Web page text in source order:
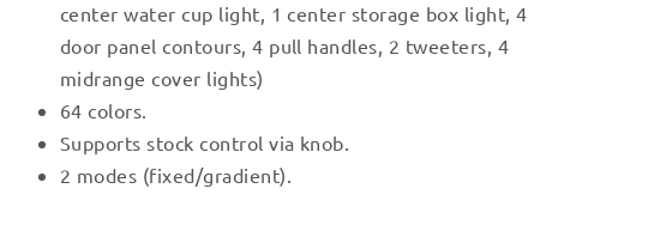
center water cup light, 1 center storage box light, 4
door panel contours, 4 pull handles, 2 tweeters, 4
midrange cover lights)
64 colors.
Supports stock control via knob.
2 modes (fixed/gradient).